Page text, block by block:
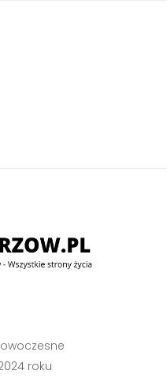
roku